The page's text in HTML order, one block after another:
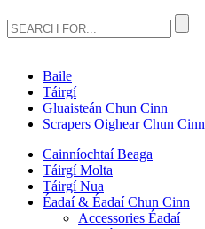
Baile
Táirgí
Gluaisteán Chun Cinn
Scrapers Oighear Chun Cinn
Cainníochtaí Beaga
Táirgí Molta
Táirgí Nua
Éadaí & Éadaí Chun Cinn
Accessories Éadaí